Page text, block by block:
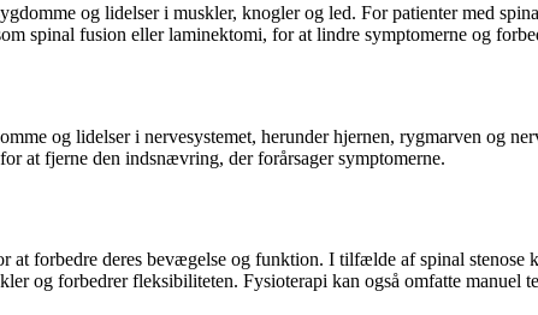
og lidelser i muskler, knogler og led. For patienter med
spinal fusion eller laminektomi, for at lindre symptomerne og
og lidelser i nervesystemet, herunder hjernen, rygmarven og
at fjerne den indsnævring, der forårsager symptomerne.
at forbedre deres bevægelse og funktion. I tilfælde af spinal
og forbedrer fleksibiliteten. Fysioterapi kan også omfatte